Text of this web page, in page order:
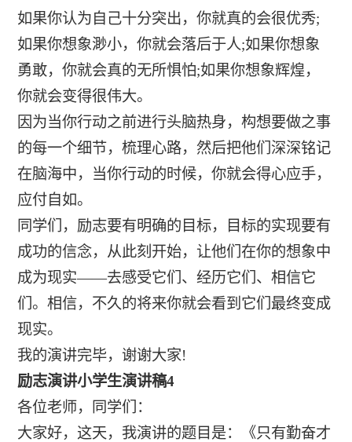
如果你认为自己十分突出，你就真的会很优秀;
如果你想象渺小，你就会落后于人;如果你想象
勇敢，你就会真的无所惧怕;如果你想象辉煌，
你就会变得很伟大。
因为当你行动之前进行头脑热身，构想要做之事
的每一个细节，梳理心路，然后把他们深深铭记
在脑海中，当你行动的时候，你就会得心应手，
应付自如。
同学们，励志要有明确的目标，目标的实现要有
成功的信念，从此刻开始，让他们在你的想象中
成为现实——去感受它们、经历它们、相信它
们。相信，不久的将来你就会看到它们最终变成
现实。
我的演讲完毕，谢谢大家!
励志演讲小学生演讲稿4
各位老师，同学们：
大家好，这天，我演讲的题目是：《只有勤奋才